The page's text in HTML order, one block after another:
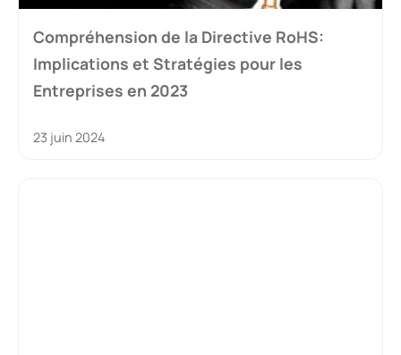
Compréhension de la Directive RoHS:
Implications et Stratégies pour les
Entreprises en 2023
23 juin 2024